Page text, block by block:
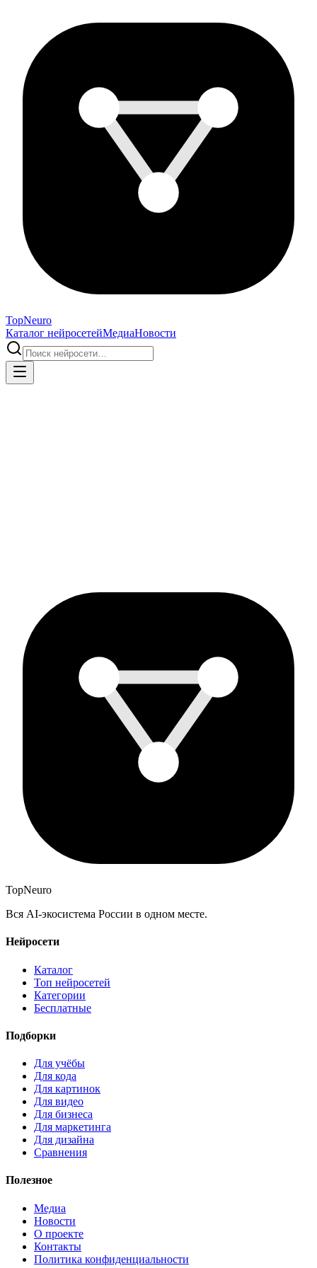
TopNeuro
Каталог нейросетейМедиаНовости
TopNeuro
Вся AI-экосистема России в одном месте.
Нейросети
Каталог
Топ нейросетей
Категории
Бесплатные
Подборки
Для учёбы
Для кода
Для картинок
Для видео
Для бизнеса
Для маркетинга
Для дизайна
Сравнения
Полезное
Медиа
Новости
О проекте
Контакты
Политика конфиденциальности